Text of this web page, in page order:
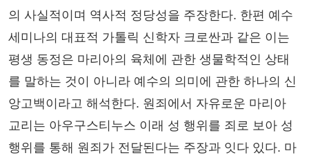
의 사실적이며 역사적 정당성을 주장한다. 한편 예수
세미나의 대표적 가톨릭 신학자 크로싼과 같은 이는
평생 동정은 마리아의 육체에 관한 생물학적인 상태
를 말하는 것이 아니라 예수의 의미에 관한 하나의 신
앙고백이라고 해석한다. 원죄에서 자유로운 마리아
교리는 아우구스티누스 이래 성 행위를 죄로 보아 성
행위를 통해 원죄가 전달된다는 주장과 잇다 있다. 마